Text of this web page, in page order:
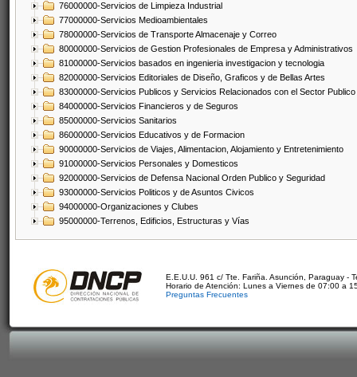
76000000-Servicios de Limpieza Industrial
77000000-Servicios Medioambientales
78000000-Servicios de Transporte Almacenaje y Correo
80000000-Servicios de Gestion Profesionales de Empresa y Administrativos
81000000-Servicios basados en ingenieria investigacion y tecnologia
82000000-Servicios Editoriales de Diseño, Graficos y de Bellas Artes
83000000-Servicios Publicos y Servicios Relacionados con el Sector Publico
84000000-Servicios Financieros y de Seguros
85000000-Servicios Sanitarios
86000000-Servicios Educativos y de Formacion
90000000-Servicios de Viajes, Alimentacion, Alojamiento y Entretenimiento
91000000-Servicios Personales y Domesticos
92000000-Servicios de Defensa Nacional Orden Publico y Seguridad
93000000-Servicios Politicos y de Asuntos Civicos
94000000-Organizaciones y Clubes
95000000-Terrenos, Edificios, Estructuras y Vías
E.E.U.U. 961 c/ Tte. Fariña. Asunción, Paraguay -
Horario de Atención: Lunes a Viernes de 07:00 a
Preguntas Frecuentes